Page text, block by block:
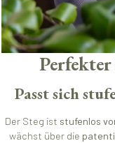
Passt sich
Der Steg ist stufenlos
wächst über die